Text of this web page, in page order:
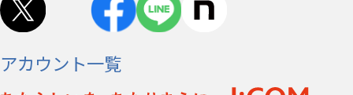
アカウント一覧